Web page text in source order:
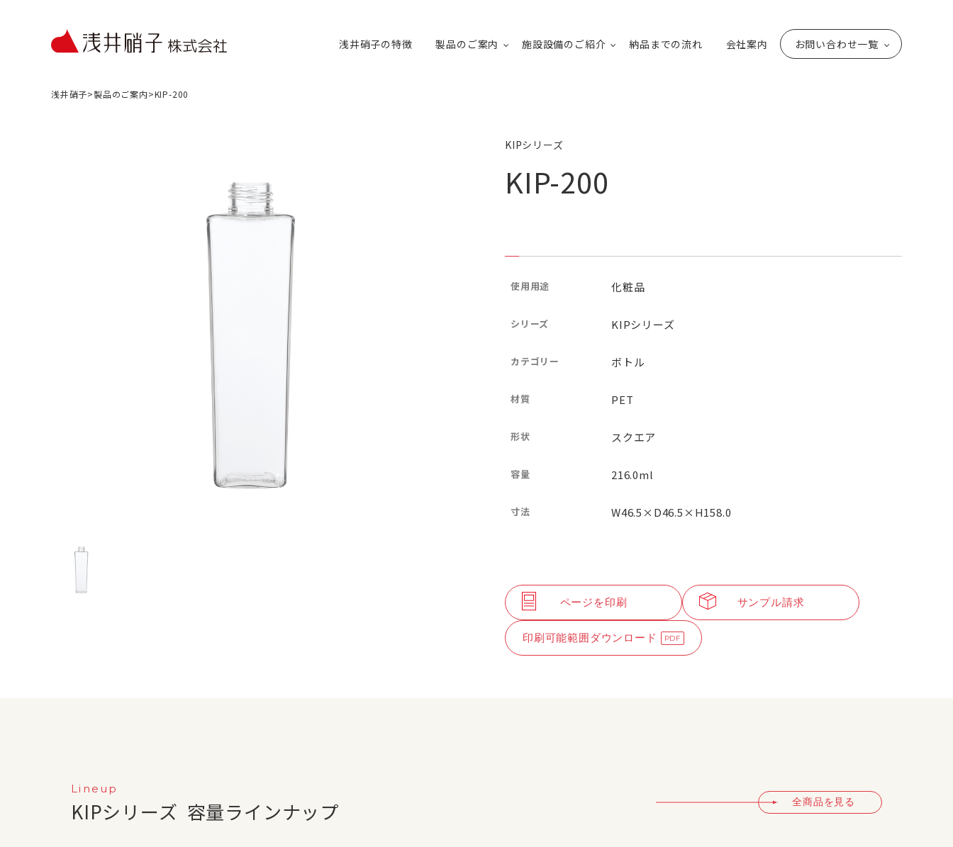
浅井硝子の特徴 製品のご案内 施設設備のご紹介 納品までの流れ 会社案内 お問い合わせ一覧
浅井硝子>製品のご案内>KIP-200
KIPシリーズ
KIP-200
使用用途 化粧品
シリーズ KIPシリーズ
カテゴリー ボトル
材質 PET
形状 スクエア
容量 216.0ml
寸法 W46.5×D46.5×H158.0
ページを印刷 サンプル請求
印刷可能範囲ダウンロード
Lineup
KIPシリーズ 容量ラインナップ 全商品を見る